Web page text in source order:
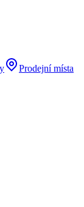
Prodejní místa